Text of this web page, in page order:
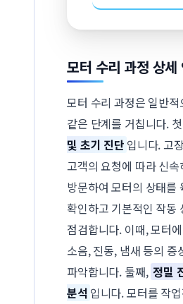
모터 수리 과정 상세
모터 수리 과정은 일반
같은 단계를 거칩니다.
및 초기 진단 입니다. 고
고객의 요청에 따라 신
방문하여 모터의 상태를
확인하고 기본적인 작동
점검합니다. 이때, 모터
소음, 진동, 냄새 등의 증
파악합니다. 둘째, 정밀
분석 입니다. 모터를 작